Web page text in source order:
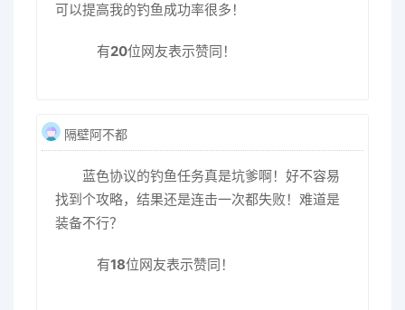
可以提高我的钓鱼成功率很多！
有20位网友表示赞同！
隔壁阿不都
蓝色协议的钓鱼任务真是坑爹啊！好不容易
找到个攻略，结果还是连击一次都失败！难道是
装备不行？
有18位网友表示赞同！